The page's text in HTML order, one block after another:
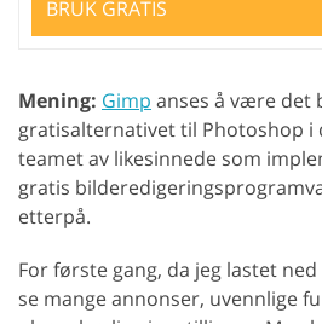
BRUK GRATIS
Mening: Gimp anses å være det
gratisalternativet til Photoshop i
teamet av likesinnede som
gratis
etterpå.
For første gang, da jeg lastet
se mange annonser, uvennlige